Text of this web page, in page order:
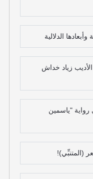
الدلالية
زياد خداش
رواية "ياسمين
(المتنبِّي)!